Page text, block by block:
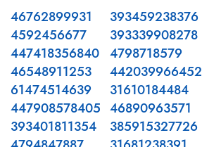
46762899931
4592456677
447418356840
46548911253
61474514639
447908578405
393401811354
393459238376
393339908278
4798718579
442039966452
31610184484
46890963571
385915327726